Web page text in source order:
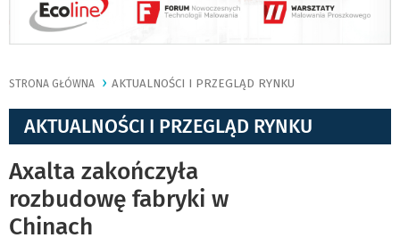
STRONA GŁÓWNA AKTUALNOŚCI I PRZEGLĄD RYNKU
AKTUALNOŚCI I PRZEGLĄD RYNKU
Axalta zakończyła
rozbudowę fabryki w
Chinach